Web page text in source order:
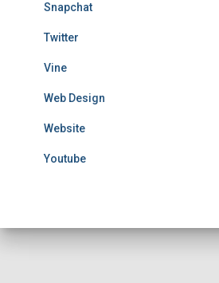
Snapchat
Twitter
Vine
Web Design
Website
Youtube